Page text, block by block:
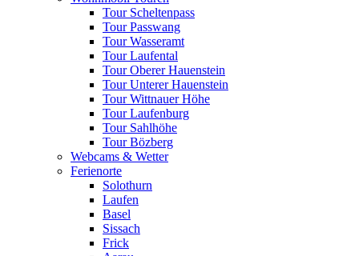
Tour Scheltenpass
Tour Passwang
Tour Wasseramt
Tour Laufental
Tour Oberer Hauenstein
Tour Unterer Hauenstein
Tour Wittnauer Höhe
Tour Laufenburg
Tour Sahlhöhe
Tour Bözberg
Webcams & Wetter
Ferienorte
Solothurn
Laufen
Basel
Sissach
Frick